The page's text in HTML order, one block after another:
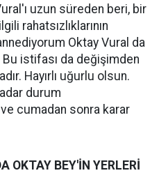
uzun süreden beri, bir
rahatsızlıklarının
Oktay Vural da
istifası da değişimden
Hayırlı uğurlu olsun.
durum
cumadan sonra karar
OKTAY BEY'İN YERLERİ